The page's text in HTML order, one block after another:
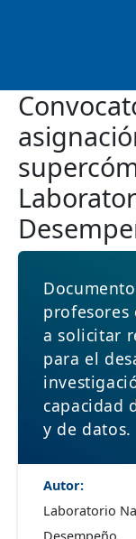
profesores
a solicitar
para el
capacidad
y de datos.
Autor
Laboratorio